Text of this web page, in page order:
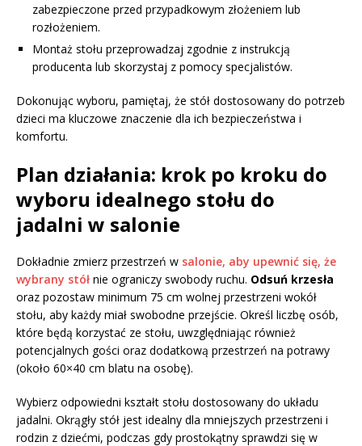
zabezpieczone przed przypadkowym złożeniem lub
rozłożeniem.
Montaż stołu przeprowadzaj zgodnie z instrukcją
producenta lub skorzystaj z pomocy specjalistów.
Dokonując wyboru, pamiętaj, że stół dostosowany do potrzeb
dzieci ma kluczowe znaczenie dla ich bezpieczeństwa i
komfortu.
Plan działania: krok po kroku do
wyboru idealnego stołu do
jadalni w salonie
Dokładnie zmierz przestrzeń w salonie, aby upewnić się, że
wybrany stół nie ograniczy swobody ruchu. Odsuń krzesła
oraz pozostaw minimum 75 cm wolnej przestrzeni wokół
stołu, aby każdy miał swobodne przejście. Określ liczbę osób,
które będą korzystać ze stołu, uwzględniając również
potencjalnych gości oraz dodatkową przestrzeń na potrawy
(około 60×40 cm blatu na osobę).
Wybierz odpowiedni kształt stołu dostosowany do układu
jadalni. Okrągły stół jest idealny dla mniejszych przestrzeni i
rodzin z dziećmi, podczas gdy prostokątny sprawdzi się w